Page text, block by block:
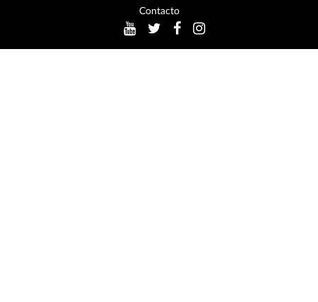
Contacto